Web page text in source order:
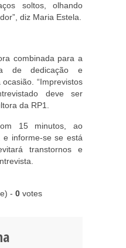
soltos, olhando
diz Maria Estela.
combinada para a
de dedicação e
“Imprevistos
deve ser
da RP1.
15 minutos, ao
e informe-se se está
transtornos e
- 0 votes